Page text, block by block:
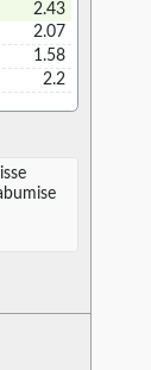
2.43
2.07
1.58
2.2